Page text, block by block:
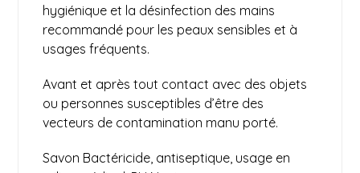
hygiénique et la désinfection des mains
recommandé pour les peaux sensibles et à
usages fréquents.
Avant et après tout contact avec des objets
ou personnes susceptibles d’être des
vecteurs de contamination manu porté.
Savon Bactéricide, antiseptique, usage en